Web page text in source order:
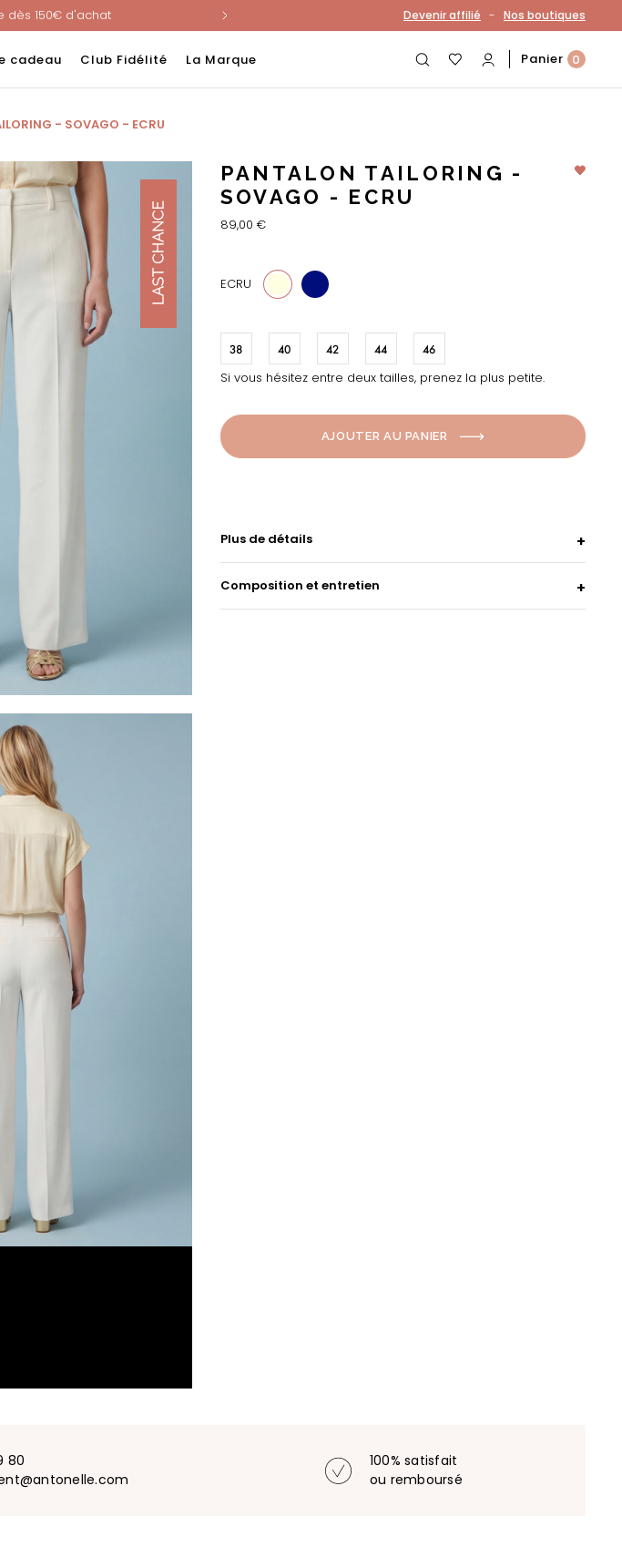
dès 150€ d'achat
4 fois sans frais avec ALMA !
23/08 en vous connectant à votre compte
Devenir affilié - Nos boutiques
cadeau Club Fidélité La Marque Panier 0
- SOVAGO - ECRU
PANTALON TAILORING -
SOVAGO - ECRU
89,00 €
ECRU 18
38 40 42 44 46
Si vous hésitez entre deux tailles, prenez la plus petite.
AJOUTER AU PANIER
Plus de détails
Composition et entretien
80
100% satisfait
ou remboursé